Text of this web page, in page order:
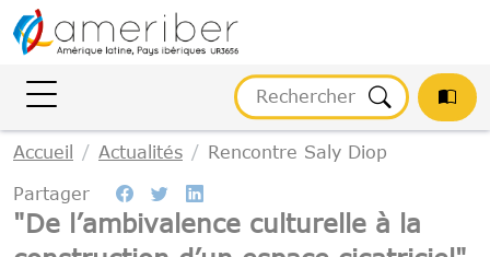
Accueil Actualités Rencontre Saly Diop
Partager
"De l’ambivalence culturelle à la
Gestion des cookies